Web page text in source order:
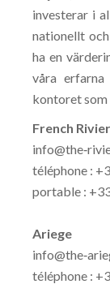
investerar i
nationellt
ha en
våra
kontoret som
French
téléphone :
portable :
Ariege
téléphone :